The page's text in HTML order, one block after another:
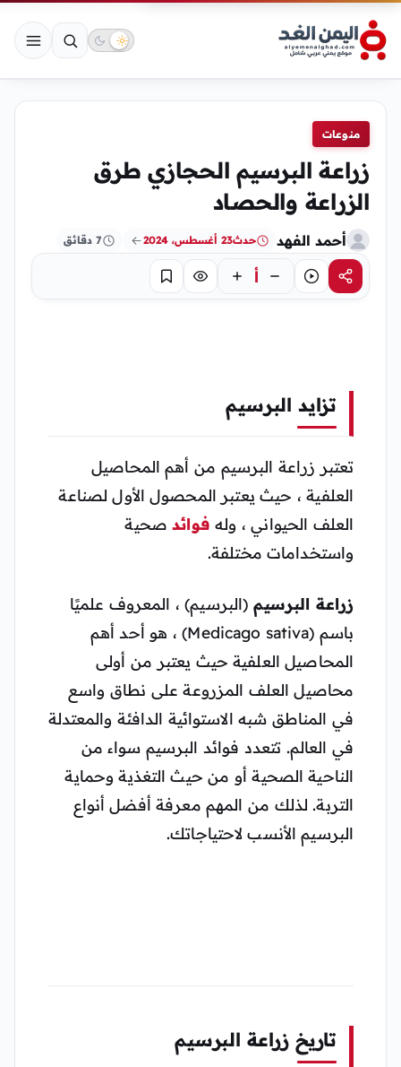
منوعات
زراعة البرسيم الحجازي طرق
الزراعة والحصاد
أحمد الفهد حدث23 أغسطس، 2024 7 دقائق
مشاركةاستماع أ تركيز حفظ
تزايد البرسيم
تعتبر زراعة البرسيم من أهم المحاصيل
العلفية ، حيث يعتبر المحصول الأول لصناعة
العلف الحيواني ، وله فوائدصحية
واستخدامات مختلفة.
زراعة البرسيم (البرسيم) ، المعروف علميًا
باسم (Medicago sativa) ، هو أحد أهم
المحاصيل العلفية حيث يعتبر من أولى
محاصيل العلف المزروعة على نطاق واسع
في المناطق شبه الاستوائية الدافئة والمعتدلة
في العالم. تتعدد فوائد البرسيم سواء من
الناحية الصحية أو من حيث التغذية وحماية
التربة. لذلك من المهم معرفة أفضل أنواع
البرسيم الأنسب لاحتياجاتك.
تاريخ زراعة البرسيم